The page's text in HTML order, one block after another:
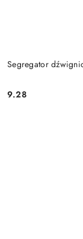
Segregator
Cena:
9.28